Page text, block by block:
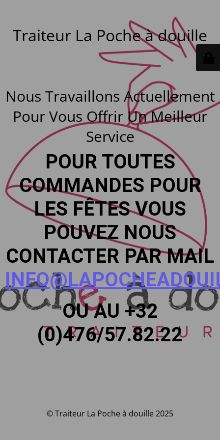
Traiteur La Poche à douille
Nous Travaillons Actuellement
Pour Vous Offrir Un Meilleur
Service
POUR TOUTES
COMMANDES POUR
LES FÊTES VOUS
POUVEZ NOUS
CONTACTER PAR MAIL
OU AU +32
(0)476/57.82.22
© Traiteur La Poche à douille 2025